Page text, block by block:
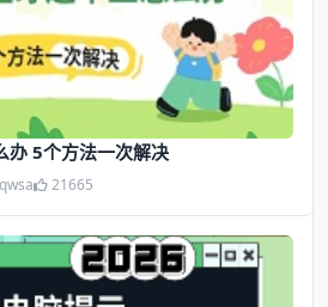
5个方法一次解决
qwsa 21665